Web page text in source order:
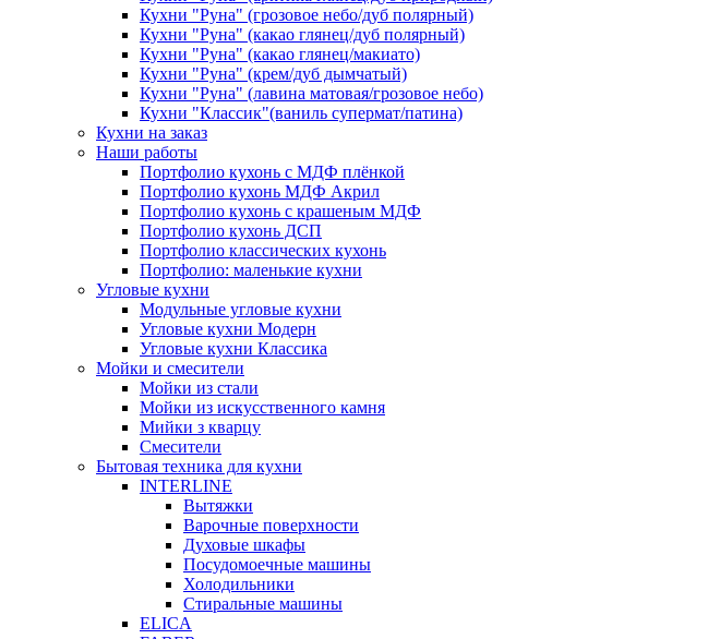
Кухни "Руна" (грозовое небо/дуб полярный)
Кухни "Руна" (какао глянец/дуб полярный)
Кухни "Руна" (какао глянец/макиато)
Кухни "Руна" (крем/дуб дымчатый)
Кухни "Руна" (лавина матовая/грозовое небо)
Кухни "Классик"(ваниль супермат/патина)
Кухни на заказ
Наши работы
Портфолио кухонь с МДФ плёнкой
Портфолио кухонь МДФ Акрил
Портфолио кухонь с крашеным МДФ
Портфолио кухонь ДСП
Портфолио классических кухонь
Портфолио: маленькие кухни
Угловые кухни
Модульные угловые кухни
Угловые кухни Модерн
Угловые кухни Классика
Мойки и смесители
Мойки из стали
Мойки из искусственного камня
Мийки з кварцу
Смесители
Бытовая техника для кухни
INTERLINE
Вытяжки
Варочные поверхности
Духовые шкафы
Посудомоечные машины
Холодильники
Стиральные машины
ELICA